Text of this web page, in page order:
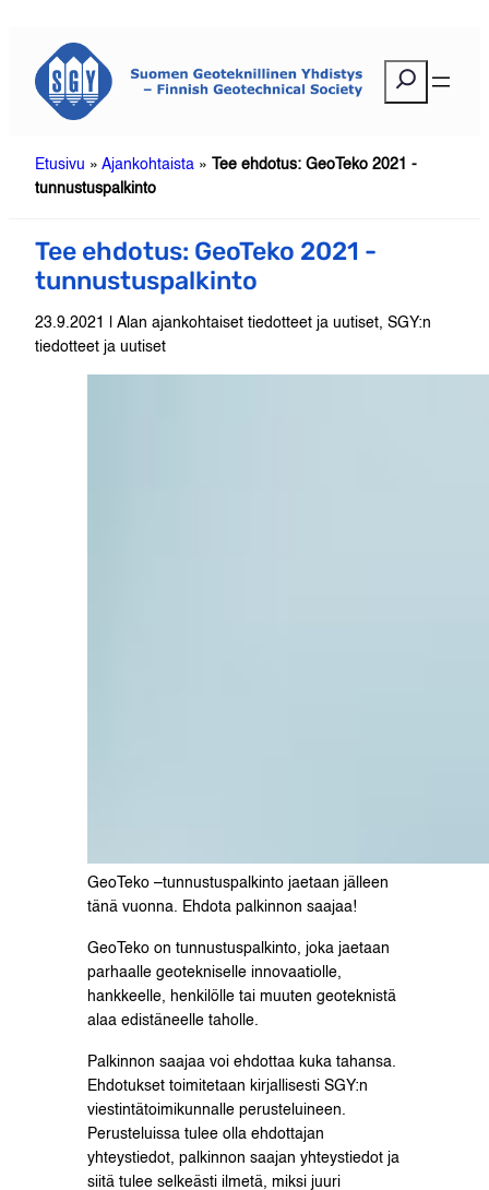
sisältöön
Etusivu » Ajankohtaista »
Tee ehdotus: GeoTeko 2021 -
tunnustuspalkinto
Tee ehdotus: GeoTeko 2021 -
tunnustuspalkinto
23.9.2021 | Alan ajankohtaiset tiedotteet ja uutiset, SGY:n
tiedotteet ja uutiset
GeoTeko –tunnustuspalkinto jaetaan jälleen
tänä vuonna. Ehdota palkinnon saajaa!
GeoTeko on tunnustuspalkinto, joka jaetaan
parhaalle geotekniselle innovaatiolle,
hankkeelle, henkilölle tai muuten geoteknistä
alaa edistäneelle taholle.
Palkinnon saajaa voi ehdottaa kuka tahansa.
Ehdotukset toimitetaan kirjallisesti SGY:n
viestintätoimikunnalle perusteluineen.
Perusteluissa tulee olla ehdottajan
yhteystiedot, palkinnon saajan yhteystiedot ja
siitä tulee selkeästi ilmetä, miksi juuri